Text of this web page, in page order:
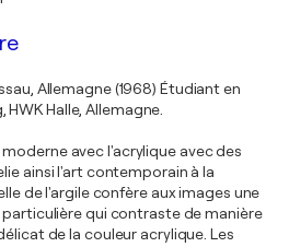
Allemagne (1968) Étudiant en
Halle, Allemagne.
avec l'acrylique avec des
ainsi l'art contemporain à la
de l'argile confère aux images une
qui contraste de manière
de la couleur acrylique. Les